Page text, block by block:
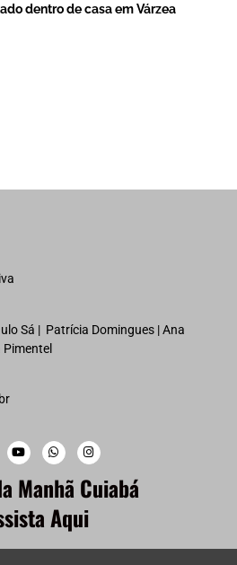
dentro de casa em Várzea
Sá | Patrícia Domingues | Ana
Manhã Cuiabá
Aqui